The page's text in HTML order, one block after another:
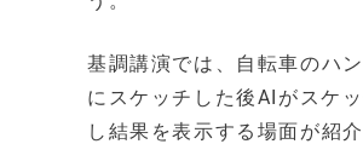
基調講演では、自転車のハ
にスケッチした後AIがスケ
し結果を表示する場面が紹介